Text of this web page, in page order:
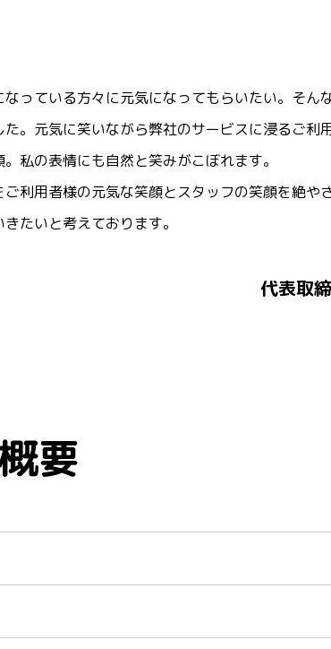
っている方々に元気になってもらいたい。そん
た。元気に笑いながら弊社のサービスに浸るご利
私の表情にも自然と笑みがこぼれます。
ご利用者様の元気な笑顔とスタッフの笑顔を絶や
たいと考えております。
代表取
要